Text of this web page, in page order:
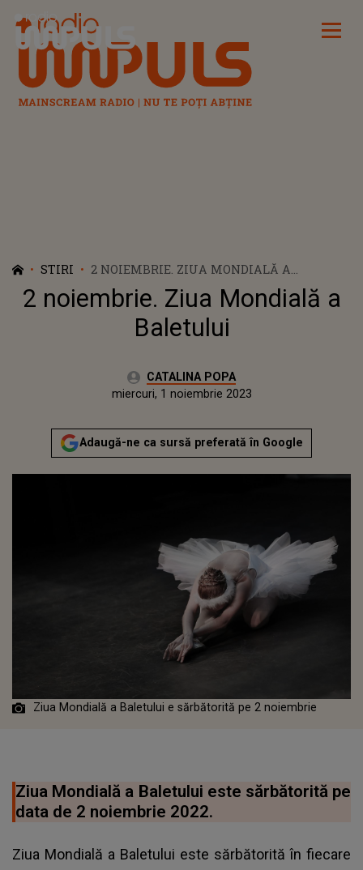
Radio Impuls
STIRI
2 NOIEMBRIE. ZIUA MONDIALĂ A
BALETULUI
2 noiembrie. Ziua Mondială a
Baletului
Autor:CATALINA POPA
marți, 1 noiembrie 2022Actualizat:
miercuri, 1 noiembrie 2023
Adaugă-ne ca sursă preferată în Google
Ziua Mondială a Baletului e sărbătorită pe 2 noiembrie
Ziua Mondială a Baletului este sărbătorită pe
data de 2 noiembrie 2022.
Ziua Mondială a Baletului este sărbătorită în fiecare